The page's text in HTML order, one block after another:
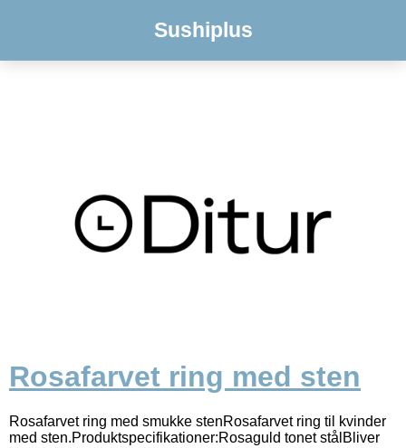
Sushiplus
Rosafarvet ring med sten
Rosafarvet ring med smukke stenRosafarvet ring til kvinder
med sten.Produktspecifikationer:Rosaguld tonet stålBliver